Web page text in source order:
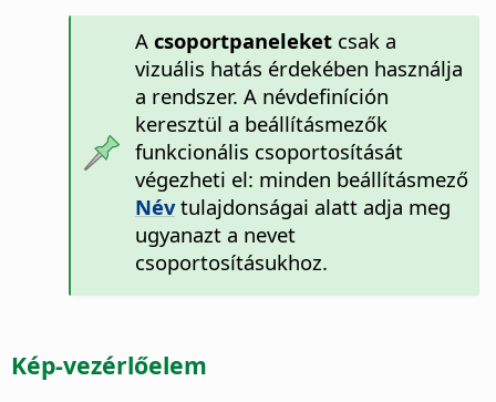
A csoportpaneleketcsak a
vizuális hatás érdekében használja
a rendszer. A névdefiníción
keresztül a beállításmezők
funkcionális csoportosítását
végezheti el: minden beállításmező
Névtulajdonságai alatt adja meg
ugyanazt a nevet
csoportosításukhoz.
Kép-vezérlőelem